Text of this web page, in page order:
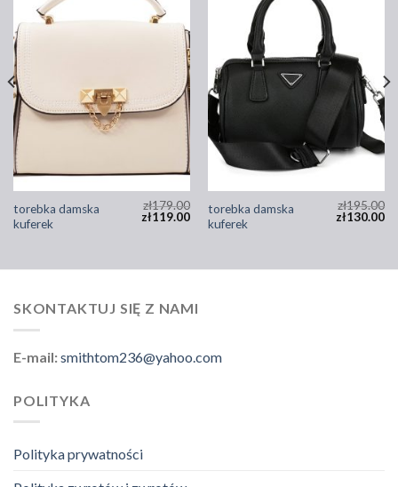
torebka damska
kuferek
zł179.00
zł119.00
torebka damska
kuferek
zł195.00
zł130.00
SKONTAKTUJ SIĘ Z NAMI
E-mail:smithtom236@yahoo.com
POLITYKA
Polityka prywatności